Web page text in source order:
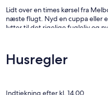
Lidt over en times kørsel fra
næste flugt. Nyd en cuppa eller
lytter til det rigelige fugleliv og
Din komfort er sikret på
aircondition og varme,
soveværelset åbner på
Husregler
Indtjekning efter kl. 14.00